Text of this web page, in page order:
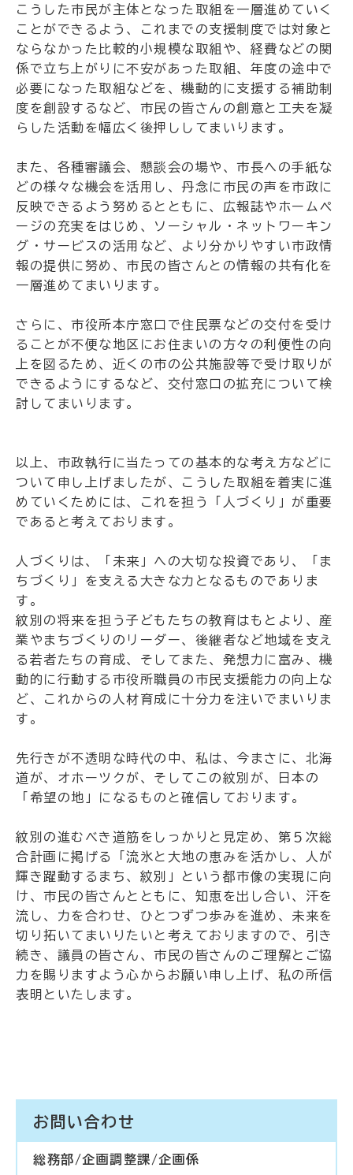
こうした市民が主体となった取組を一層進めていく
ことができるよう、これまでの支援制度では対象と
ならなかった比較的小規模な取組や、経費などの関
係で立ち上がりに不安があった取組、年度の途中で
必要になった取組などを、機動的に支援する補助制
度を創設するなど、市民の皆さんの創意と工夫を凝
らした活動を幅広く後押ししてまいります。
また、各種審議会、懇談会の場や、市長への手紙な
どの様々な機会を活用し、丹念に市民の声を市政に
反映できるよう努めるとともに、広報誌やホームペ
ージの充実をはじめ、ソーシャル・ネットワーキン
グ・サービスの活用など、より分かりやすい市政情
報の提供に努め、市民の皆さんとの情報の共有化を
一層進めてまいります。
さらに、市役所本庁窓口で住民票などの交付を受け
ることが不便な地区にお住まいの方々の利便性の向
上を図るため、近くの市の公共施設等で受け取りが
できるようにするなど、交付窓口の拡充について検
討してまいります。
以上、市政執行に当たっての基本的な考え方などに
ついて申し上げましたが、こうした取組を着実に進
めていくためには、これを担う「人づくり」が重要
であると考えております。
人づくりは、「未来」への大切な投資であり、「ま
ちづくり」を支える大きな力となるものでありま
す。
紋別の将来を担う子どもたちの教育はもとより、産
業やまちづくりのリーダー、後継者など地域を支え
る若者たちの育成、そしてまた、発想力に富み、機
動的に行動する市役所職員の市民支援能力の向上な
ど、これからの人材育成に十分力を注いでまいりま
す。
先行きが不透明な時代の中、私は、今まさに、北海
道が、オホーツクが、そしてこの紋別が、日本の
「希望の地」になるものと確信しております。
紋別の進むべき道筋をしっかりと見定め、第５次総
合計画に掲げる「流氷と大地の恵みを活かし、人が
輝き躍動するまち、紋別」という都市像の実現に向
け、市民の皆さんとともに、知恵を出し合い、汗を
流し、力を合わせ、ひとつずつ歩みを進め、未来を
切り拓いてまいりたいと考えておりますので、引き
続き、議員の皆さん、市民の皆さんのご理解とご協
力を賜りますよう心からお願い申し上げ、私の所信
表明といたします。
お問い合わせ
総務部/企画調整課/企画係